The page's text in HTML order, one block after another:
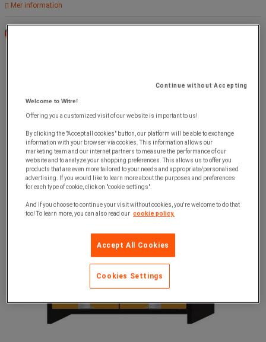
Mer information
Continue without Accepting
Welcome to Witre!
Offering you a customized visit of our website is important to us!
By clicking the "Accept all cookies" button, our platform will be able to exchange
information with your browser via cookies. This information allows our
marketing team and our internet partners to measure the performance of our
website and to analyze your shopping preferences. This allows us to offer you
products that are even more tailored to your needs and appropriate/personalised
advertising. If you would like to learn more about the purposes and preferences
for each type of cookie, click on "cookie settings".
And if you choose to continue your visit without cookies, you're welcome to do that
too! To learn more, you can also read our cookie policy.
Accept All Cookies
Cookies Settings